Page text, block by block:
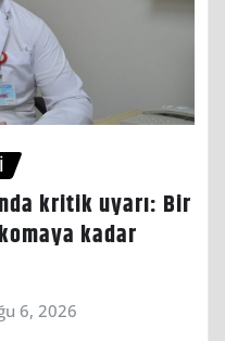
kritik uyarı: Bir
kadar
6, 2026